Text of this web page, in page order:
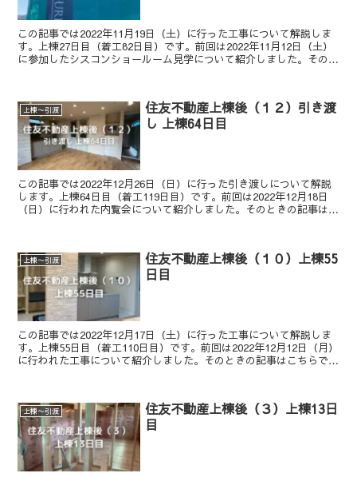
この記事では2022年11月19日（土）に行った工事について解説しま
す。上棟27日目（着工82日目）です。前回は2022年11月12日（土）
に参加したシスコンショールーム見学について紹介しました。そのと
上棟〜引渡
住友不動産上棟後（１２）引き渡
し 上棟64日目
この記事では2022年12月26日（日）に行った引き渡しについて解説
します。上棟64日目（着工119日目）です。前回は2022年12月18日
（日）に行われた内覧会について紹介しました。そのときの記事はこ
上棟〜引渡
住友不動産上棟後（１０）上棟55
日目
この記事では2022年12月17日（土）に行った工事について解説しま
す。上棟55日目（着工110日目）です。前回は2022年12月12日（月）
に行われた工事について紹介しました。そのときの記事はこちらで
上棟〜引渡
住友不動産上棟後（３）上棟13日
目